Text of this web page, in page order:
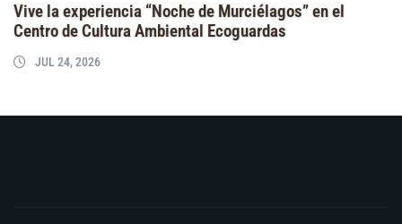
Vive la experiencia “Noche de Murciélagos” en el
Centro de Cultura Ambiental Ecoguardas
JUL 24, 2026